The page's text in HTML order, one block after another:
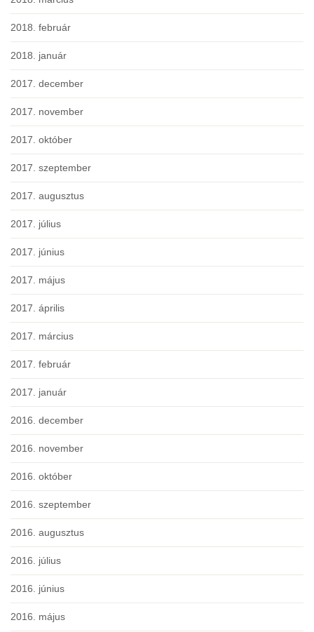
2018. február
2018. január
2017. december
2017. november
2017. október
2017. szeptember
2017. augusztus
2017. július
2017. június
2017. május
2017. április
2017. március
2017. február
2017. január
2016. december
2016. november
2016. október
2016. szeptember
2016. augusztus
2016. július
2016. június
2016. május